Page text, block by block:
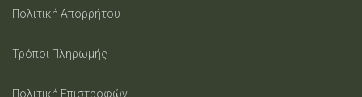
Πολιτική Απορρήτου
Τρόποι Πληρωμής
Πολιτική Επιστροφών